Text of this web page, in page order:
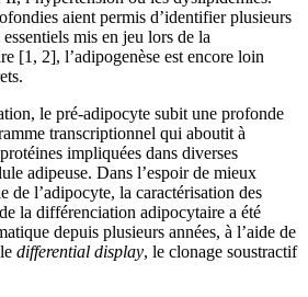
aient permis d’identifier plusieurs
mis en jeu lors de la
[1, 2], l’adipogenèse est encore loin
le pré-adipocyte subit une profonde
transcriptionnel qui aboutit à
impliquées dans diverses
adipeuse. Dans l’espoir de mieux
de l’adipocyte, la caractérisation des
la différenciation adipocytaire a été
depuis plusieurs années, à l’aide de
differential display, le clonage soustractif